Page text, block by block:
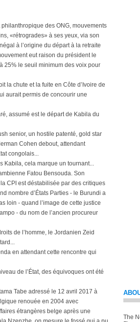
des ONG, mouvements
«rétrogrades» à ses yeux, via son
à l’origine du départ à la retraite
eut raison du président le
25% le seuil minimum des voix pour
la chute et la fuite en Côte d’Ivoire de
aurait permis de concourir une
assumé est le départ de Kabila du
senior, un hostile patenté, gold star
Cohen debout, attendant
congolais...
Kabila, cela marque un tournant...
Fatou Bensouda. Son
CPI est déstabilisée par des critiques
nombre d’États Parties - le Burundi a
loin - quand l’image de cette justice
- du nom de l’ancien procureur
de l’homme, le Jordanien Zeid
en attendant cette rencontre qui
de l’État, des équivoques ont été
Tabe adressé le 12 avril 2017 à
renouée en 2004 avec
étrangères belge après une
The